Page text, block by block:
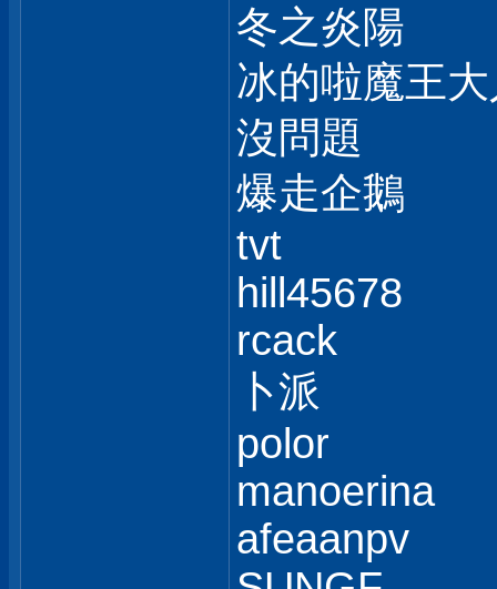
冬之炎陽
冰的啦魔王
沒問題
爆走企鵝
tvt
hill45678
rcack
卜派
polor
manoerina
afeaanpv